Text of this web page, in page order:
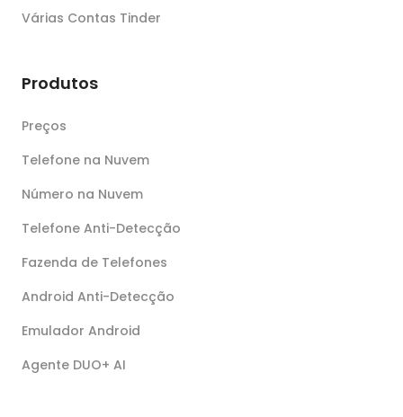
Várias Contas Tinder
Produtos
Preços
Telefone na Nuvem
Número na Nuvem
Telefone Anti-Detecção
Fazenda de Telefones
Android Anti-Detecção
Emulador Android
Agente DUO+ AI